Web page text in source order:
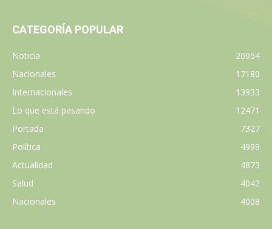
CATEGORÍA POPULAR
Noticia
20954
Nacionales
17180
Internacionales
13933
Lo que está pasando
12471
Portada
7327
Política
4999
Actualidad
4873
Salud
4042
Nacionales
4008